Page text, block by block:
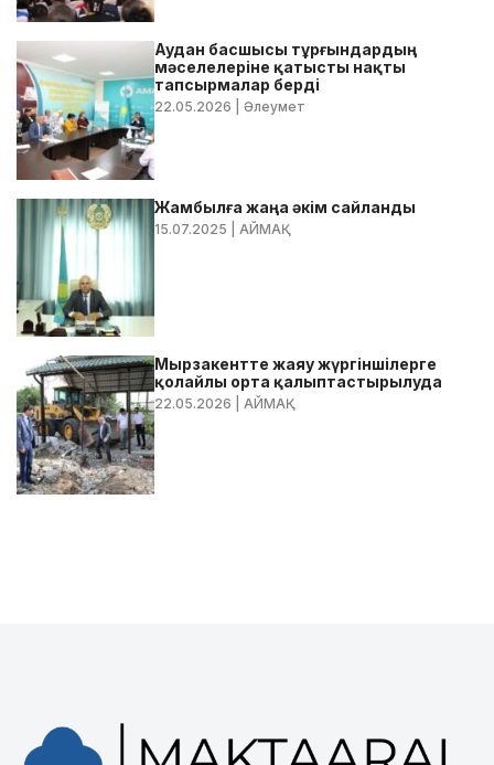
Аудан басшысы тұрғындардың
мәселелеріне қатысты нақты
тапсырмалар берді
22.05.2026 | Әлеумет
Жамбылға жаңа әкім сайланды
15.07.2025 | АЙМАҚ
Мырзакентте жаяу жүргіншілерге
қолайлы орта қалыптастырылуда
22.05.2026 | АЙМАҚ